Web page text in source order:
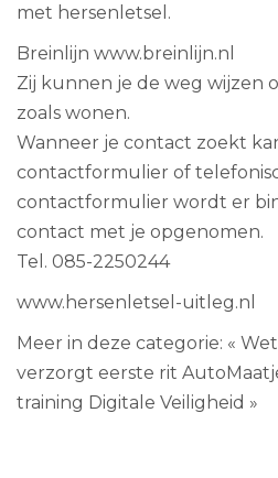
met hersenletsel.
Breinlijn www.breinlijn.nl
Zij kunnen je de weg wijzen
zoals wonen.
Wanneer je contact zoekt
contactformulier of
contactformulier wordt er
contact met je opgenomen.
Tel. 085-2250244
www.hersenletsel-uitleg.nl
Meer in deze categorie: «
verzorgt eerste rit
training Digitale Veiligheid »